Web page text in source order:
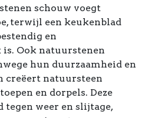
schouw voegt
terwijl een keukenblad
en
Ook natuurstenen
hun duurzaamheid en
creëert natuursteen
en dorpels. Deze
tegen weer en slijtage,